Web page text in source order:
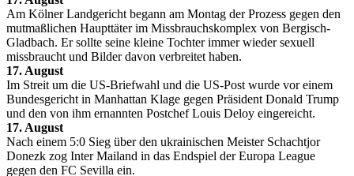
Am Kölner Landgericht begann am Montag der Prozess gegen den
mutmaßlichen Haupttäter im Missbrauchskomplex von Bergisch-
Gladbach. Er sollte seine kleine Tochter immer wieder sexuell
missbraucht und Bilder davon verbreitet haben.
17. August
Im Streit um die US-Briefwahl und die US-Post wurde vor einem
Bundesgericht in Manhattan Klage gegen Präsident Donald Trump
und den von ihm ernannten Postchef Louis Deloy eingereicht.
17. August
Nach einem 5:0 Sieg über den ukrainischen Meister Schachtjor
Donezk zog Inter Mailand in das Endspiel der Europa League
gegen den FC Sevilla ein.